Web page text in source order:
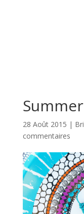
28 Août 2015 |
commentaires